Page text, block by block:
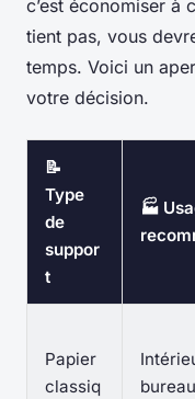
c’est économiser à
tient pas, vous
temps. Voici un
votre décision.
📝
Type
de
suppor
t
🏭
Papier
classiq